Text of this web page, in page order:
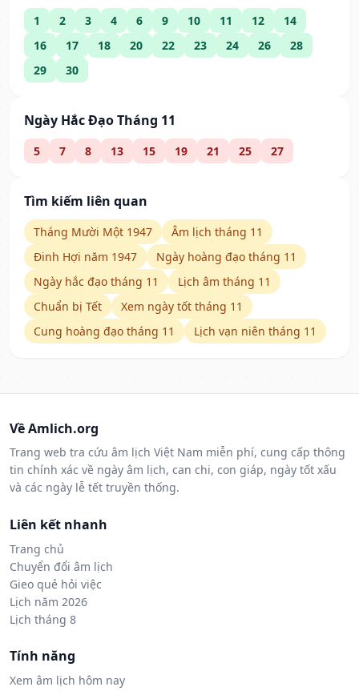
1 2 3 4 6 9 10 11 12
14
16
17 18 20 22 23 24 26
28
29
30
Ngày Hắc Đạo Tháng 11
5 7 8 13 15 19 21 25 27
Tìm kiếm liên quan
Tháng Mười Một 1947
Âm lịch tháng 11
Đinh Hợi năm 1947
Ngày hoàng đạo tháng 11
Ngày hắc đạo tháng 11
Lịch âm tháng 11
Chuẩn bị Tết
Xem ngày tốt tháng 11
Cung hoàng đạo tháng 11
Lịch vạn niên tháng 11
Về Amlich.org
Trang web tra cứu âm lịch Việt Nam miễn phí, cung cấp thông
tin chính xác về ngày âm lịch, can chi, con giáp, ngày tốt xấu
và các ngày lễ tết truyền thống.
Liên kết nhanh
Trang chủ
Chuyển đổi âm lịch
Gieo quẻ hỏi việc
Lịch năm 2026
Lịch tháng 8
Tính năng
Xem âm lịch hôm nay